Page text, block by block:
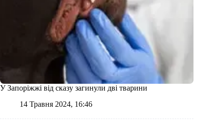
У Запоріжжі від сказу загинули дві тварини
14 Травня 2024, 16:46